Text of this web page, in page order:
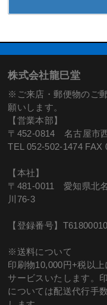
株式会社龍巳堂
※ご来店・郵便物のご
願いします。
【営業本部】
〒452-0814 名古屋市
TEL 052-502-1474 FAX
【本社】
〒481-0011 愛知県北
川76-3
【登録番号】
※送料について
印刷物10,000円+税以
サービスいたします。
については配送代行手